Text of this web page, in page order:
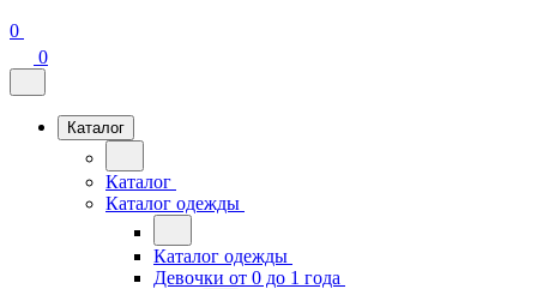
0
0
Каталог
Каталог
Каталог одежды
Каталог одежды
Девочки от 0 до 1 года